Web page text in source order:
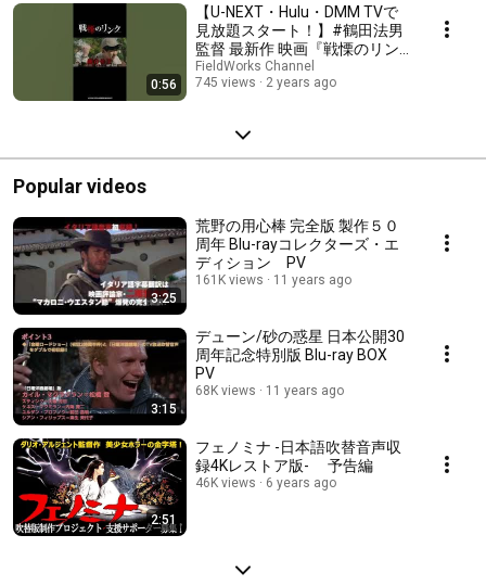
0:56
【U-NEXT・Hulu・DMM TVで
見放題スタート！】#鶴田法男
監督 最新作 映画『戦慄のリン
ク』
FieldWorks Channel
745 views
2 years ago
Popular videos
3:25
荒野の用心棒 完全版 製作５０
周年 Blu-rayコレクターズ・エ
ディション PV
161K views 11 years ago
3:15
デューン/砂の惑星 日本公開30
周年記念特別版 Blu-ray BOX
PV
68K views 11 years ago
2:51
フェノミナ -日本語吹替音声収
録4Kレストア版- 予告編
46K views 6 years ago